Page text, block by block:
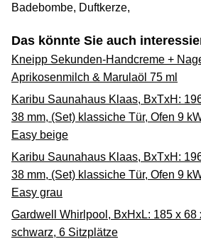
Badebombe, Duftkerze,
Das könnte Sie auch
Kneipp Sekunden-Handcreme +
Aprikosenmilch & Marulaöl 75 ml
Karibu Saunahaus Klaas, BxTxH:
38 mm, (Set) klassiche Tür, Ofen 9
Easy beige
Karibu Saunahaus Klaas, BxTxH:
38 mm, (Set) klassiche Tür, Ofen 9
Easy grau
Gardwell Whirlpool, BxHxL: 185 x 68
schwarz, 6 Sitzplätze